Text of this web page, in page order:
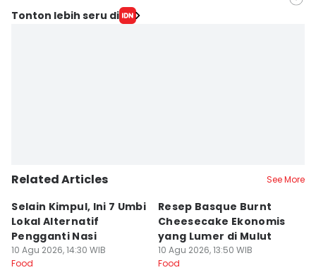
Editor
Tonton lebih seru di
Related Articles See More
⁠Selain Kimpul, Ini 7 Umbi
Lokal Alternatif
Pengganti Nasi
10 Agu 2026, 14:30 WIB
Food
Resep Basque Burnt
Cheesecake Ekonomis
yang Lumer di Mulut
10 Agu 2026, 13:50 WIB
Food